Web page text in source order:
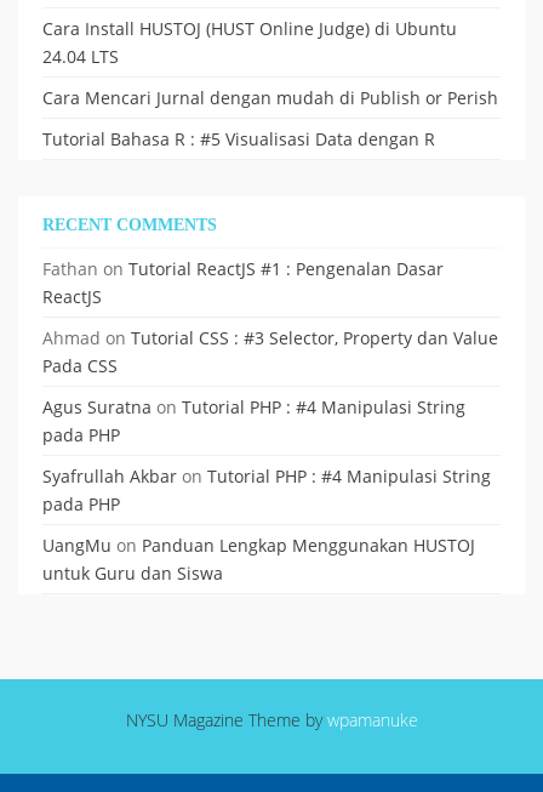
Cara Install HUSTOJ (HUST Online Judge) di Ubuntu
24.04 LTS
Cara Mencari Jurnal dengan mudah di Publish or Perish
Tutorial Bahasa R : #5 Visualisasi Data dengan R
RECENT COMMENTS
Fathan on Tutorial ReactJS #1 : Pengenalan Dasar
ReactJS
Ahmad on Tutorial CSS : #3 Selector, Property dan Value
Pada CSS
Agus Suratna on Tutorial PHP : #4 Manipulasi String
pada PHP
Syafrullah Akbar on Tutorial PHP : #4 Manipulasi String
pada PHP
UangMu on Panduan Lengkap Menggunakan HUSTOJ
untuk Guru dan Siswa
NYSU Magazine Theme bywpamanuke